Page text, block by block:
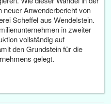
neuer Anwenderbericht von
Scheffel aus Wendelstein.
in zweiter
vollständig auf
den Grundstein für die
gelegt.